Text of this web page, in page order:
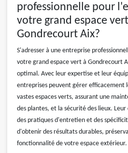
professionnelle pour
votre grand espace
Gondrecourt Aix?
S'adresser à une entreprise
votre grand espace vert à Gondrecourt
optimal. Avec leur expertise et leur
entreprises peuvent gérer efficacement
vastes espaces verts, assurant une
des plantes, et la sécurité des lieux.
des pratiques d'entretien et des
d'obtenir des résultats durables,
fonctionnalité de votre espace extérieur.